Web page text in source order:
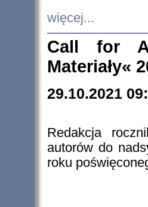
więcej...
Call for
Materiały«
29.10.2021
Redakcja
autorów do
roku